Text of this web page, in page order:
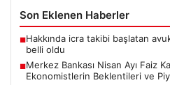
Son Eklenen Haberler
■Hakkında icra takibi başlatan
belli oldu
■Merkez Bankası Nisan Ayı Faiz
Ekonomistlerin Beklentileri ve